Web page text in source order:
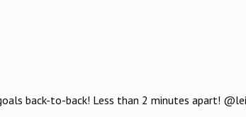
back-to-back! Less than 2 minutes apart!